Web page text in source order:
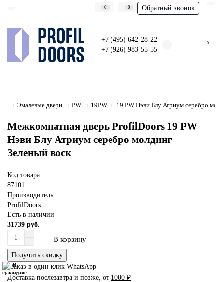
0 0 Обратный звонок
+7 (495) 642-28-22
+7 (926) 983-55-55
0
Эмалевые двери PW 19PW 19 PW Нэви Блу Атриум серебро
Межкомнатная дверь ProfilDoors 19 PW
Нэви Блу Атриум серебро молдинг
Зеленый воск
Код товара:
87101
Производитель:
ProfilDoors
Есть в наличии
31739 руб.
В корзину
Получить скидку
В
закладки
В
сравнение
Доставка послезавтра и позже, от 1000 ₽